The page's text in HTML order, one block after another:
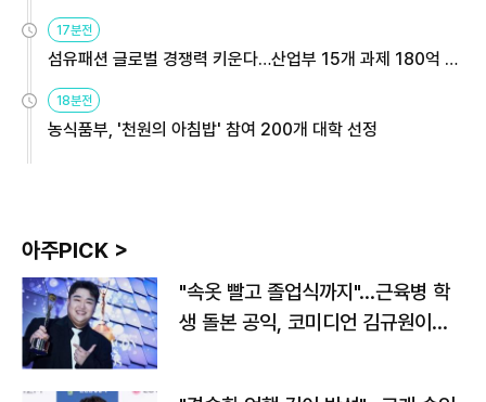
용해야
17분전
섬유패션 글로벌 경쟁력 키운다…산업부 15개 과제 180억 지
원
18분전
농식품부, '천원의 아침밥' 참여 200개 대학 선정
아주PICK >
"속옷 빨고 졸업식까지"…근육병 학
생 돌본 공익, 코미디언 김규원이었